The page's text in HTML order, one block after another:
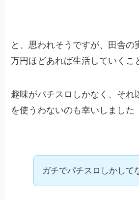
と、思われそうですが、田舎の
万円ほどあれば生活していくこ
趣味がパチスロしかなく、それ
を使うわないのも幸いしました
ガチでパチスロしかして